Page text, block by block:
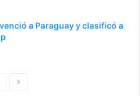
a Paraguay y clasificó a
Siguiente